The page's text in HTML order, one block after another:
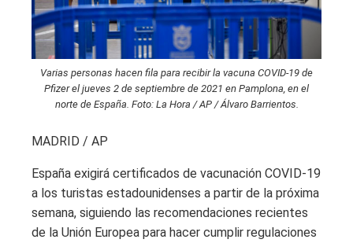
Varias personas hacen fila para recibir la vacuna COVID-19 de
Pfizer el jueves 2 de septiembre de 2021 en Pamplona, ​​en el
norte de España. Foto: La Hora / AP / Álvaro Barrientos.
MADRID / AP
España exigirá certificados de vacunación COVID-19
a los turistas estadounidenses a partir de la próxima
semana, siguiendo las recomendaciones recientes
de la Unión Europea para hacer cumplir regulaciones